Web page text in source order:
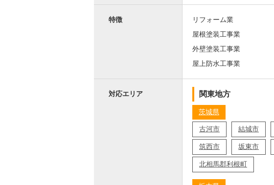
特徴
リフォーム業
屋根塗装工事業
外壁塗装工事業
屋上防水工事業
対応エリア 関東地方
茨城県
古河市 結城市
筑西市 坂東市
北相馬郡利根町